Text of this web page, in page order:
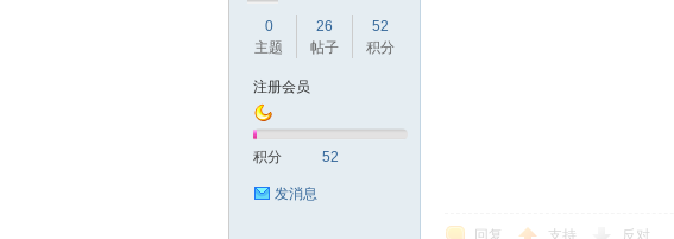
0
主题
26
帖子
52
积分
注册会员
积分 52
发消息
回复 支持 反对